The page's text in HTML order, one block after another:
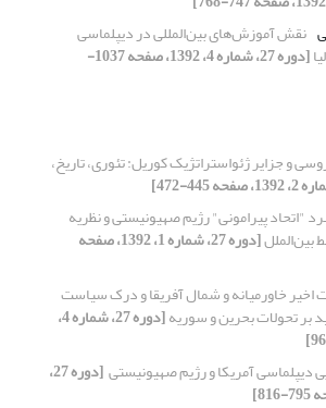
نقش آموزش‌های بین‌المللی در دیپلماسی
[دوره 27، شماره 4، 1392، صفحه 1037-
و جزایر ژئواستراتژیک کوریل: ‏تئوری، تاریخ،
"اتحاد پیرامونی" رژیم صهیونیستی و ‏نظریه
بین‌الملل [دوره 27، شماره 1، 1392، صفحه
اخیر خاورمیانه و شمال آفریقا و درک سیاست
بر تحولات بحرین و سوریه [دوره 27، شماره 4،
دیپلماسی آمریکا و رژیم صهیونیستی [دوره 27،